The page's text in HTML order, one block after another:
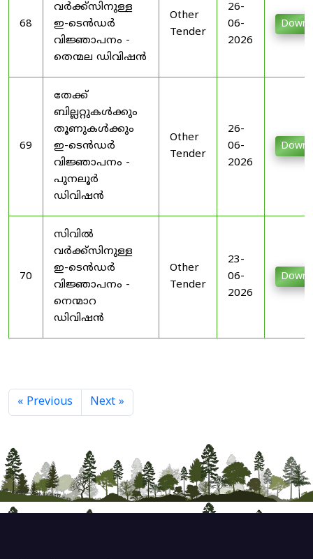
68
വർക്ക്സിനുള്ള
ഇ-ടെൻഡർ
വിജ്ഞാപനം -
തെന്മല ഡിവിഷൻ
Other
Tender
26-
06-
2026
69
തേക്ക്
ബില്ലറ്റുകൾക്കും
തൂണുകൾക്കും
ഇ-ടെൻഡർ
വിജ്ഞാപനം -
പുനലൂർ
ഡിവിഷൻ
Other
Tender
26-
06-
2026
70
സിവിൽ
വർക്ക്സിനുള്ള
ഇ-ടെൻഡർ
വിജ്ഞാപനം -
നെന്മാറ
ഡിവിഷൻ
Other
Tender
23-
06-
2026
« Previous Next »